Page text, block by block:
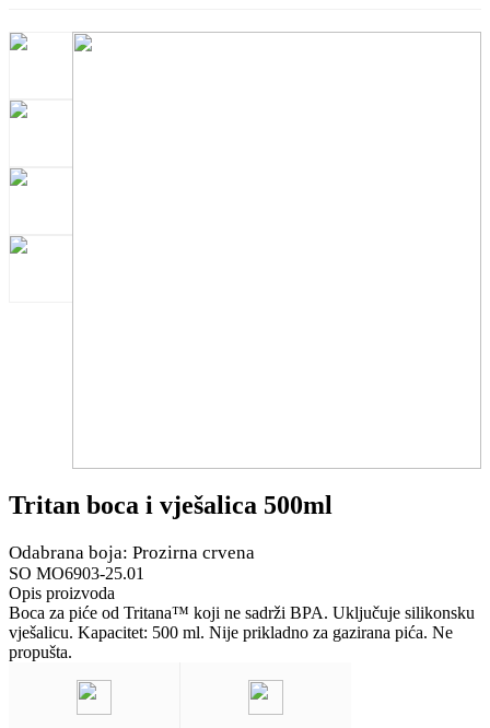
Tritan boca i vješalica 500ml
Odabrana boja: Prozirna crvena
SO MO6903-25.01
Opis proizvoda
Boca za piće od Tritana™ koji ne sadrži BPA. Uključuje silikonsku
vješalicu. Kapacitet: 500 ml. Nije prikladno za gazirana pića. Ne
propušta.